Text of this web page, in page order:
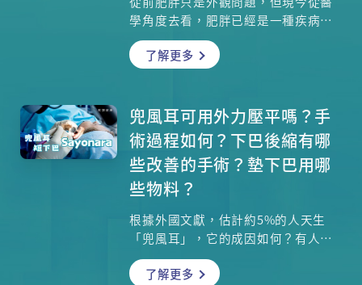
學角度去看，肥胖已經是一種疾病，
尤其中央肥胖更是近年醫學界特別重
視的問題，因為它會造成很多嚴重併
減少中央肥胖更有效？本集請來內分
泌及糖尿科專科唐俊業醫生為大家詳
解。
了解更多
兜風耳可用外力壓平嗎？手
術過程如何？下巴後縮有哪
些改善的手術？墊下巴用哪
些物料？
根據外國文獻，估計約5%的人天生
「兜風耳」，它的成因如何？有人說
嬰兒時期可自行用外力把它壓平，是
否真的？原來理想的下巴形狀有一套
了解更多